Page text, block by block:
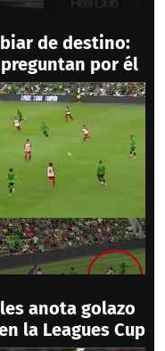
de destino:
por él
anota golazo
la Leagues Cup